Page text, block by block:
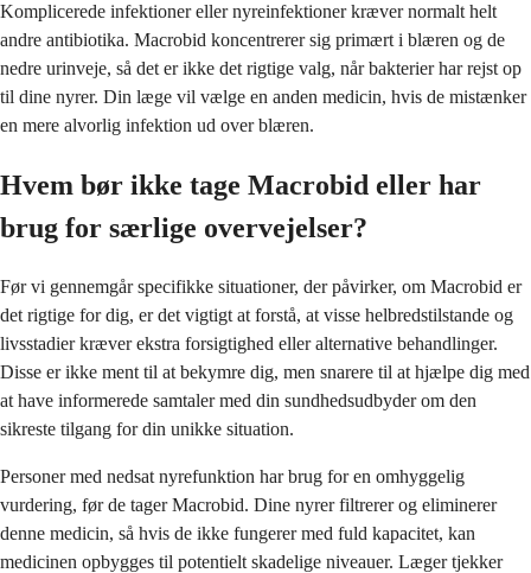
Komplicerede infektioner eller nyreinfektioner kræver normalt helt
andre antibiotika. Macrobid koncentrerer sig primært i blæren og de
nedre urinveje, så det er ikke det rigtige valg, når bakterier har rejst op
til dine nyrer. Din læge vil vælge en anden medicin, hvis de mistænker
en mere alvorlig infektion ud over blæren.
Hvem bør ikke tage Macrobid eller har
brug for særlige overvejelser?
Før vi gennemgår specifikke situationer, der påvirker, om Macrobid er
det rigtige for dig, er det vigtigt at forstå, at visse helbredstilstande og
livsstadier kræver ekstra forsigtighed eller alternative behandlinger.
Disse er ikke ment til at bekymre dig, men snarere til at hjælpe dig med
at have informerede samtaler med din sundhedsudbyder om den
sikreste tilgang for din unikke situation.
Personer med nedsat nyrefunktion har brug for en omhyggelig
vurdering, før de tager Macrobid. Dine nyrer filtrerer og eliminerer
denne medicin, så hvis de ikke fungerer med fuld kapacitet, kan
medicinen opbygges til potentielt skadelige niveauer. Læger tjekker